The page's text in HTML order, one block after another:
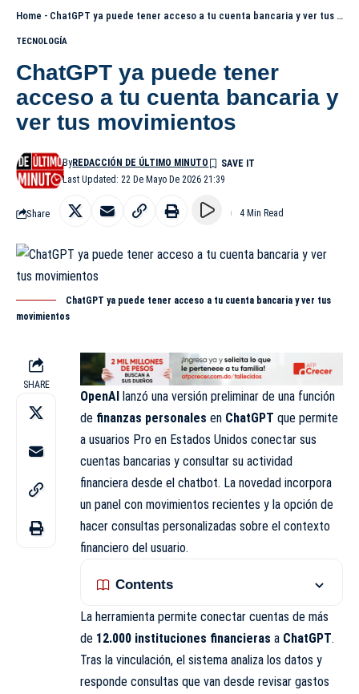
Home - ChatGPT ya puede tener acceso a tu cuenta bancaria y ver tus movimientos
TECNOLOGÍA
ChatGPT ya puede tener
acceso a tu cuenta bancaria y
ver tus movimientos
Last Updated: 22 De Mayo De 2026 21:39
ByREDACCIÓN DE ÚLTIMO MINUTO
Share 4 Min Read
ChatGPT ya puede tener acceso a tu cuenta bancaria y ver tus
movimientos
SHARE
OpenAI lanzó una versión preliminar de una función
de finanzas personales en ChatGPT que permite
a usuarios Pro en Estados Unidos conectar sus
cuentas bancarias y consultar su actividad
financiera desde el chatbot. La novedad incorpora
un panel con movimientos recientes y la opción de
hacer consultas personalizadas sobre el contexto
financiero del usuario.
Contents
La herramienta permite conectar cuentas de más
de 12.000 instituciones financieras a ChatGPT.
Tras la vinculación, el sistema analiza los datos y
responde consultas que van desde revisar gastos